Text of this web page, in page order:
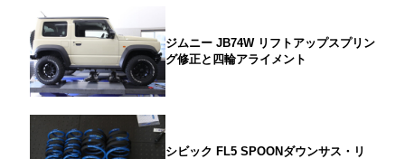
ジムニー JB74W リフトアップスプリン
グ修正と四輪アライメント
シビック FL5 SPOONダウンサス・リ